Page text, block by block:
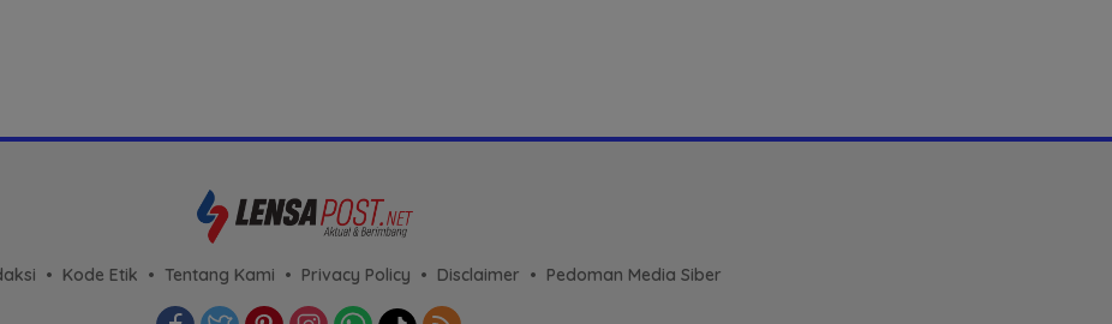
Kode Etik Tentang Kami Privacy Policy Disclaimer Pedoman Media Siber